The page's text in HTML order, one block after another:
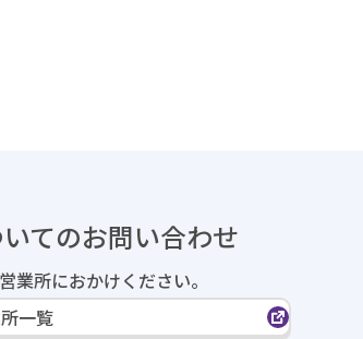
てのお問い合わせ
業所におかけください。
一覧